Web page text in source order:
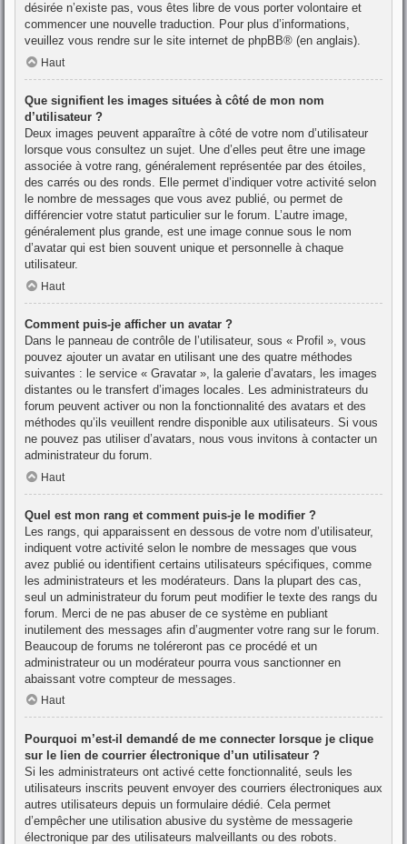
désirée n’existe pas, vous êtes libre de vous porter volontaire et
commencer une nouvelle traduction. Pour plus d’informations,
veuillez vous rendre sur le site internet de phpBB® (en anglais).
Haut
Que signifient les images situées à côté de mon nom
d’utilisateur ?
Deux images peuvent apparaître à côté de votre nom d’utilisateur
lorsque vous consultez un sujet. Une d’elles peut être une image
associée à votre rang, généralement représentée par des étoiles,
des carrés ou des ronds. Elle permet d’indiquer votre activité selon
le nombre de messages que vous avez publié, ou permet de
différencier votre statut particulier sur le forum. L’autre image,
généralement plus grande, est une image connue sous le nom
d’avatar qui est bien souvent unique et personnelle à chaque
utilisateur.
Haut
Comment puis-je afficher un avatar ?
Dans le panneau de contrôle de l’utilisateur, sous « Profil », vous
pouvez ajouter un avatar en utilisant une des quatre méthodes
suivantes : le service « Gravatar », la galerie d’avatars, les images
distantes ou le transfert d’images locales. Les administrateurs du
forum peuvent activer ou non la fonctionnalité des avatars et des
méthodes qu’ils veuillent rendre disponible aux utilisateurs. Si vous
ne pouvez pas utiliser d’avatars, nous vous invitons à contacter un
administrateur du forum.
Haut
Quel est mon rang et comment puis-je le modifier ?
Les rangs, qui apparaissent en dessous de votre nom d’utilisateur,
indiquent votre activité selon le nombre de messages que vous
avez publié ou identifient certains utilisateurs spécifiques, comme
les administrateurs et les modérateurs. Dans la plupart des cas,
seul un administrateur du forum peut modifier le texte des rangs du
forum. Merci de ne pas abuser de ce système en publiant
inutilement des messages afin d’augmenter votre rang sur le forum.
Beaucoup de forums ne toléreront pas ce procédé et un
administrateur ou un modérateur pourra vous sanctionner en
abaissant votre compteur de messages.
Haut
Pourquoi m’est-il demandé de me connecter lorsque je clique
sur le lien de courrier électronique d’un utilisateur ?
Si les administrateurs ont activé cette fonctionnalité, seuls les
utilisateurs inscrits peuvent envoyer des courriers électroniques aux
autres utilisateurs depuis un formulaire dédié. Cela permet
d’empêcher une utilisation abusive du système de messagerie
électronique par des utilisateurs malveillants ou des robots.